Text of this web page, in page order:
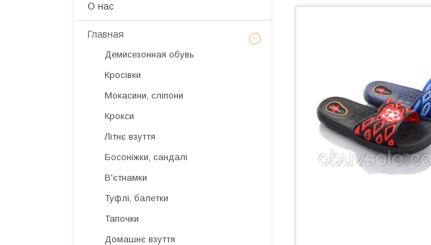
О нас
Главная
Демисезонная обувь
Кросівки
Мокасини, сліпони
Крокси
Літнє взуття
Босоніжки, сандалі
В'єтнамки
Туфлі, балетки
Тапочки
Домашнє взуття